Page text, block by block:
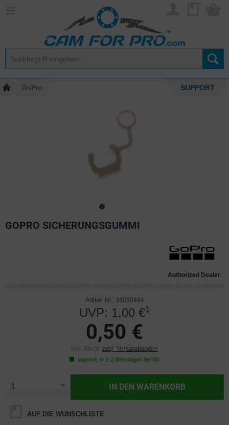
GoPro SUPPORT
GOPRO SICHERUNGSGUMMI
Authorized Dealer
Artikel-Nr.: 34050484
UVP: 1,00 €1
0,50 €
inkl. MwSt. zzgl. Versandkosten
lagernd, in 1-2 Werktagen bei Dir
IN DEN WARENKORB
AUF DIE WUNSCHLISTE